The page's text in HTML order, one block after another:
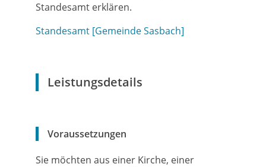
Standesamt erklären.
Standesamt [Gemeinde Sasbach]
Leistungsdetails
Voraussetzungen
Sie möchten aus einer Kirche, einer